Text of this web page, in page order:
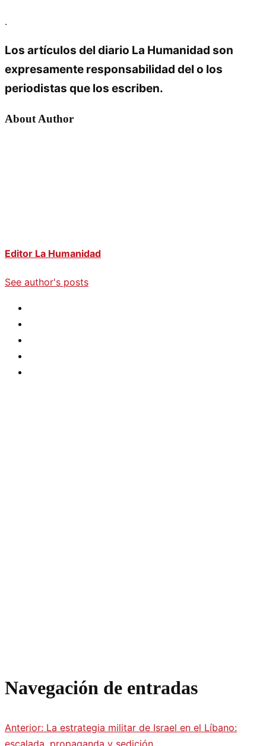
.
Los artículos del diario La Humanidad son
expresamente responsabilidad del o los
periodistas que los escriben.
About Author
Editor La Humanidad
See author's posts
Navegación de entradas
Anterior: La estrategia militar de Israel en el Líbano: